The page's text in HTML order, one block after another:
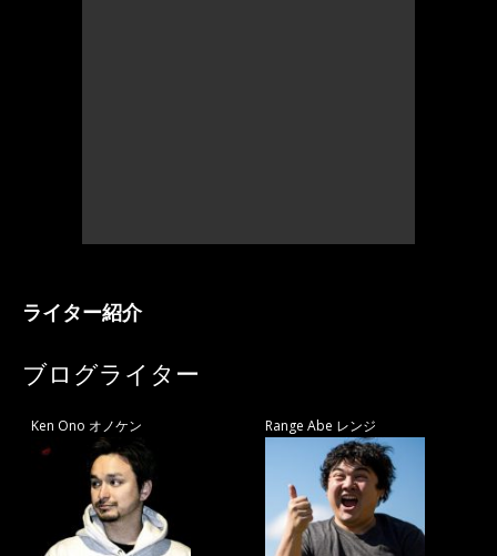
ライター紹介
ブログライター
Ken Ono オノケン Range Abe レンジ